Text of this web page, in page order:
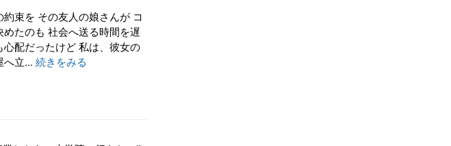
束を その友人の娘さんが コ
たのも 社会へ送る時間を遅
配だったけど 私は、彼女の
へ立... 続きをみる